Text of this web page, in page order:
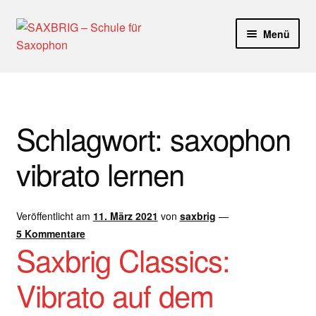
Zur
Navigation
Zum
Inhalt
Menü
Aktuelle Blog Artikel
ANMELDUNG
Dankeschön – Impro Basic Downloads (Youtube)
Datenschutz
Disclaimer
Schlagwort: saxophon
vibrato lernen
Veröffentlicht am 11. März 2021 von saxbrig —
5 Kommentare
Saxbrig Classics:
Vibrato auf dem